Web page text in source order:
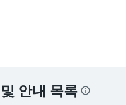
안내 목록